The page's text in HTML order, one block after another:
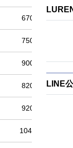
6700
7500
9000
8200
9200
10400
LINE